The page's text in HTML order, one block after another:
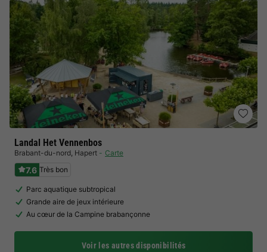
Landal Het Vennenbos
Brabant-du-nord, Hapert Carte
7.6 Très bon
Parc aquatique subtropical
Grande aire de jeux intérieure
Au cœur de la Campine brabançonne
Voir les autres disponibilités